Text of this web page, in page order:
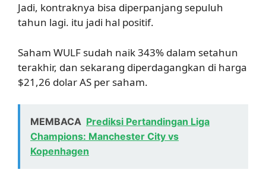
Jadi, kontraknya bisa diperpanjang sepuluh
tahun lagi. itu jadi hal positif.
Saham WULF sudah naik 343% dalam setahun
terakhir, dan sekarang diperdagangkan di harga
$21,26 dolar AS per saham.
MEMBACA Prediksi Pertandingan Liga
Champions: Manchester City vs
Kopenhagen